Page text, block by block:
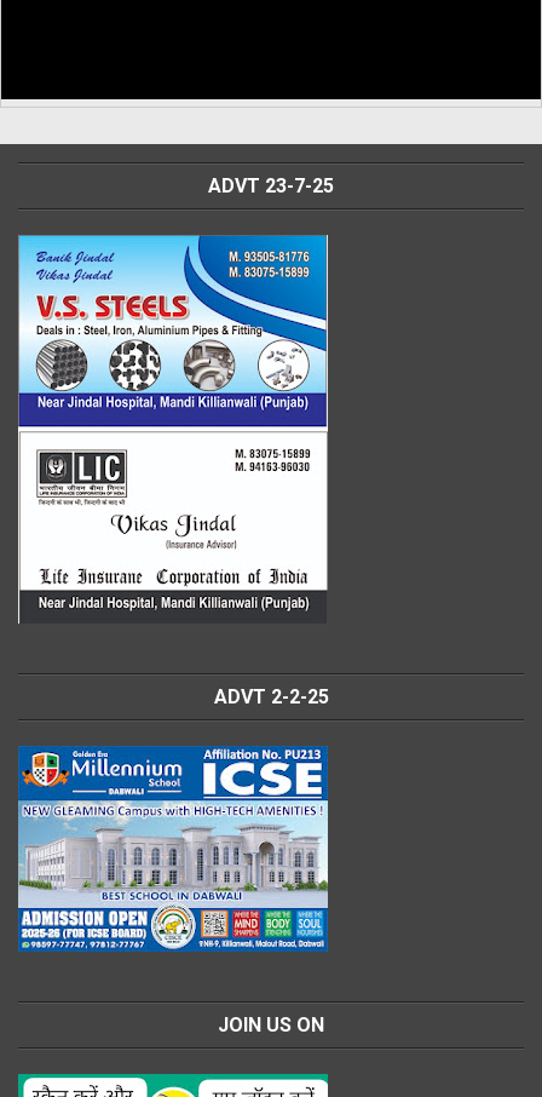
ADVT 23-7-25
ADVT 2-2-25
JOIN US ON